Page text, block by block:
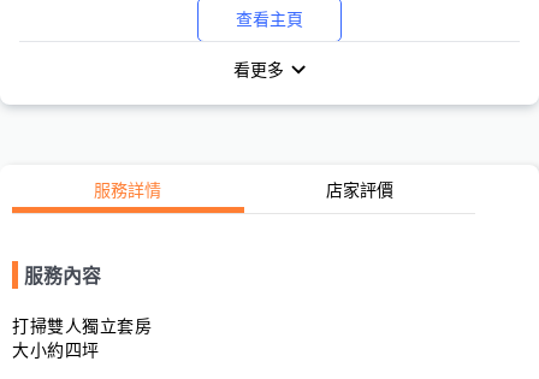
查看主頁
看更多
服務詳情 店家評價
服務內容
打掃雙人獨立套房
大小約四坪